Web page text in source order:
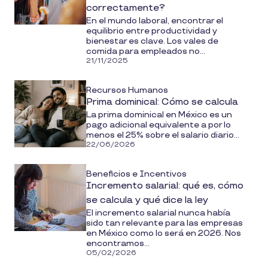
correctamente?
En el mundo laboral, encontrar el
equilibrio entre productividad y
bienestar es clave. Los vales de
comida para empleados no...
21/11/2025
Recursos Humanos
Prima dominical: Cómo se calcula
La prima dominical en México es un
pago adicional equivalente a por lo
menos el 25% sobre el salario diario...
22/06/2026
Beneficios e Incentivos
Incremento salarial: qué es, cómo
se calcula y qué dice la ley
El incremento salarial nunca había
sido tan relevante para las empresas
en México como lo será en 2026. Nos
encontramos...
05/02/2026